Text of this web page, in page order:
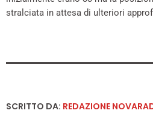
stralciata in attesa di ulteriori
SCRITTO DA: REDAZIONE